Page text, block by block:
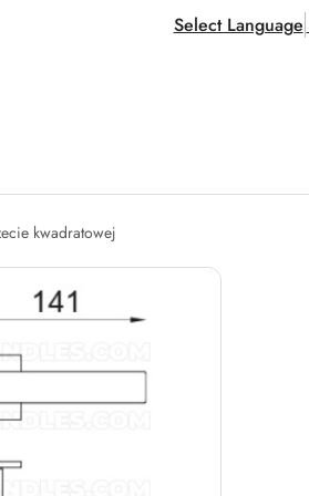
Select Language
kwadratowej